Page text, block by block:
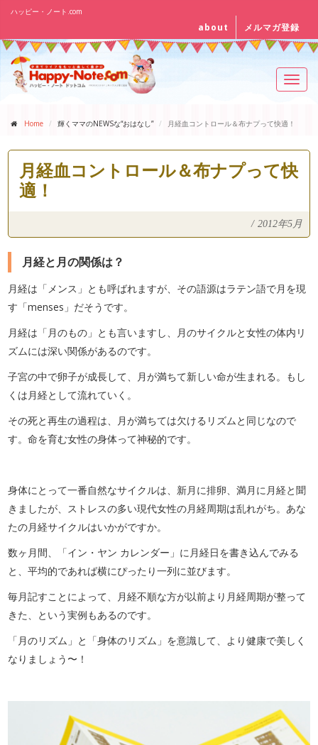
ハッピー・ノート.com
about メルマガ登録
Home 輝くママのNEWSな“おはなし” 月経血コントロール＆布ナプって快適！
月経血コントロール＆布ナプって快
適！
/ 2012年5月
月経と月の関係は？
月経は「メンス」とも呼ばれますが、その語源はラテン語で月を現
す「menses」だそうです。
月経は「月のもの」とも言いますし、月のサイクルと女性の体内リ
ズムには深い関係があるのです。
子宮の中で卵子が成長して、月が満ちて新しい命が生まれる。もし
くは月経として流れていく。
その死と再生の過程は、月が満ちては欠けるリズムと同じなので
す。命を育む女性の身体って神秘的です。
身体にとって一番自然なサイクルは、新月に排卵、満月に月経と聞
きましたが、ストレスの多い現代女性の月経周期は乱れがち。あな
たの月経サイクルはいかがですか。
数ヶ月間、「イン・ヤン カレンダー」に月経日を書き込んでみる
と、平均的であれば横にぴったり一列に並びます。
毎月記すことによって、月経不順な方が以前より月経周期が整って
きた、という実例もあるのです。
「月のリズム」と「身体のリズム」を意識して、より健康で美しく
なりましょう〜！